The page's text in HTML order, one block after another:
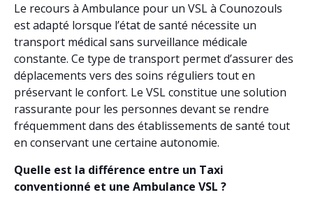
Le recours à Ambulance pour un VSL à Counozouls
est adapté lorsque l’état de santé nécessite un
transport médical sans surveillance médicale
constante. Ce type de transport permet d’assurer des
déplacements vers des soins réguliers tout en
préservant le confort. Le VSL constitue une solution
rassurante pour les personnes devant se rendre
fréquemment dans des établissements de santé tout
en conservant une certaine autonomie.
Quelle est la différence entre un Taxi
conventionné et une Ambulance VSL ?